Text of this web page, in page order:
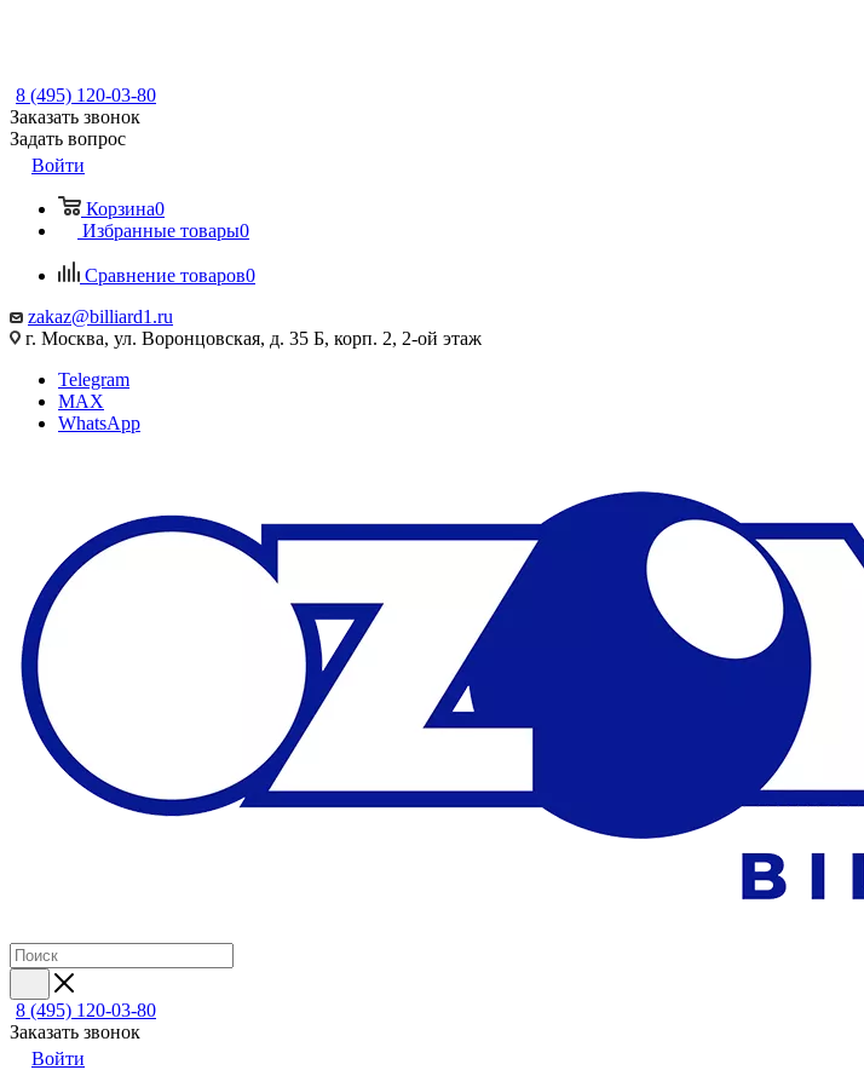
8 (495) 120-03-80
Заказать звонок
Задать вопрос
Войти
Корзина0
Избранные товары0
Сравнение товаров0
zakaz@billiard1.ru
г. Москва, ул. Воронцовская, д. 35 Б, корп. 2, 2-ой этаж
Telegram
MAX
WhatsApp
8 (495) 120-03-80
Заказать звонок
Войти